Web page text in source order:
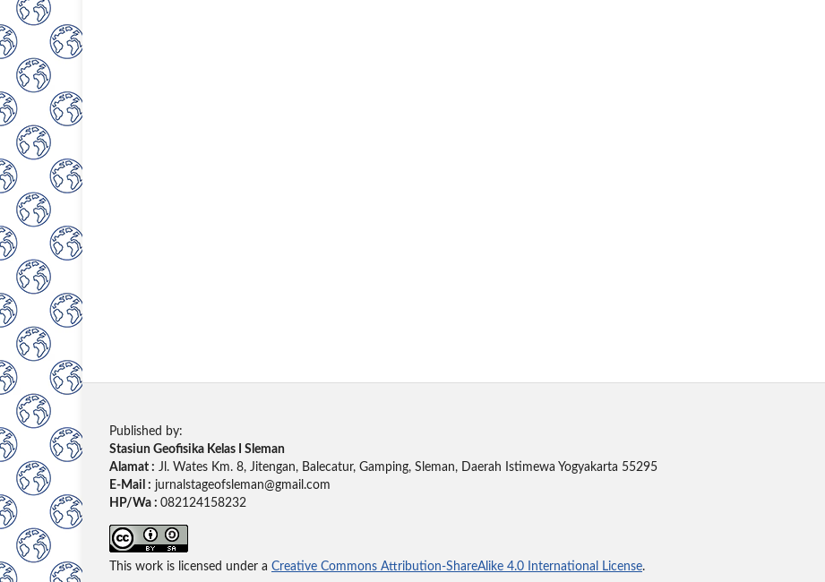
Published by:
Stasiun Geofisika Kelas I Sleman
Alamat : Jl. Wates Km. 8, Jitengan, Balecatur, Gamping, Sleman, Daerah Istimewa Yogyakarta 55295
E-Mail : jurnalstageofsleman@gmail.com
HP/Wa : 082124158232
This work is licensed under a Creative Commons Attribution-ShareAlike 4.0 International License.